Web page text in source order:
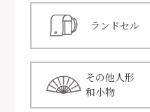
ランドセル
その他人形
和小物